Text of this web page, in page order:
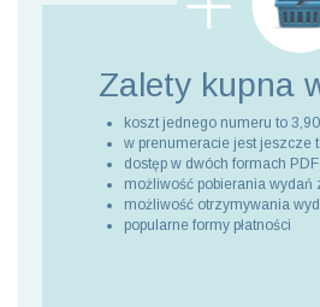
Zalety kupna
koszt jednego numeru to 3,90
w prenumeracie jest jeszcze
dostęp w dwóch formach
możliwość pobierania wydań
możliwość otrzymywania
popularne formy płatności